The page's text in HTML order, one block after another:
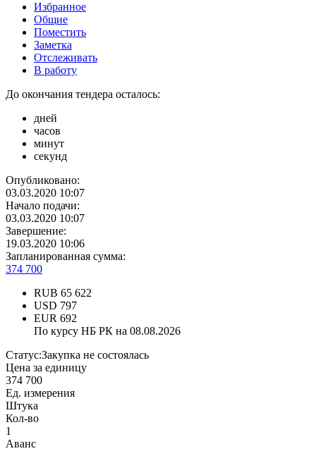
Избранное
Общие
Поместить
Заметка
Отслеживать
В работу
До окончания тендера осталось:
дней
часов
минут
секунд
Опубликовано:
03.03.2020 10:07
Начало подачи:
03.03.2020 10:07
Завершение:
19.03.2020 10:06
Запланированная сумма:
374 700
RUB 65 622
USD 797
EUR 692
По курсу НБ РК на 08.08.2026
Статус:Закупка не состоялась
Цена за единицу
374 700
Ед. измерения
Штука
Кол-во
1
Аванс